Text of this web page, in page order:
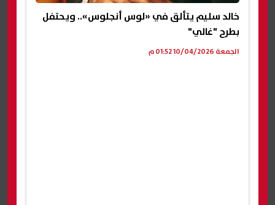
خالد سليم يتألق في «لوس أنجلوس».. ويحتفل
بطرح "غالي"
الجمعة 10/04/2026 01:52 م